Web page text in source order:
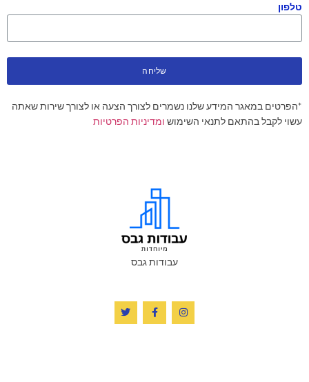
טלפון
שליחה
*הפרטים במאגר המידע שלנו נשמרים לצורך הצעה או לצורך שירות שאתה
עשוי לקבל בהתאם לתנאי השימוש ומדיניות הפרטיות
עבודות גבס